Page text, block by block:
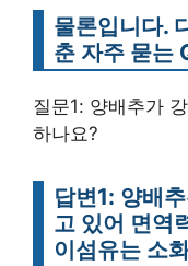
물론입니다.
춘 자주 묻는
질문1: 양배추가
하나요?
답변1: 양배
고 있어 면역
이섬유는 소